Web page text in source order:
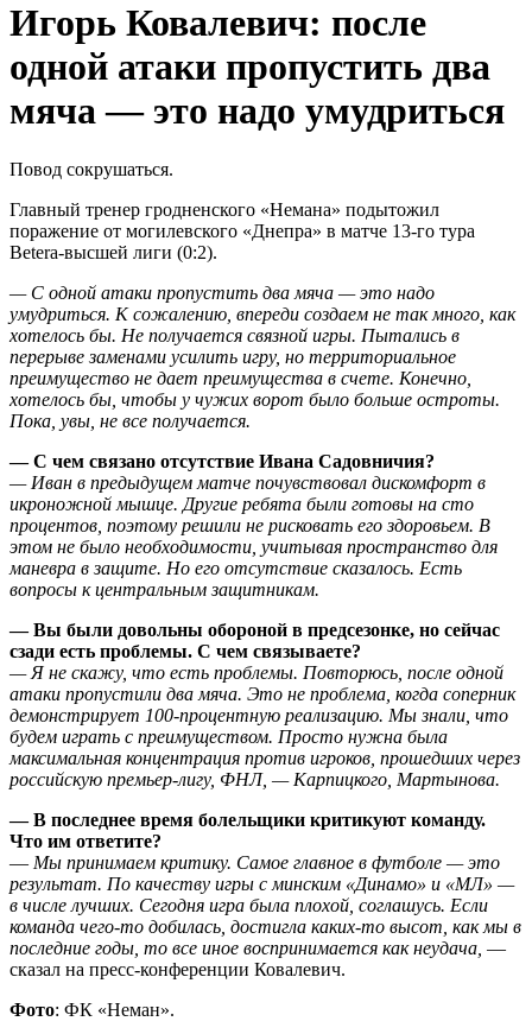
Игорь Ковалевич: после
одной атаки пропустить два
мяча — это надо умудриться
Повод сокрушаться.
Главный тренер гродненского «Немана» подытожил
поражение от могилевского «Днепра» в матче 13-го тура
Betera-высшей лиги (0:2).
— С одной атаки пропустить два мяча — это надо
умудриться. К сожалению, впереди создаем не так много, как
хотелось бы. Не получается связной игры. Пытались в
перерыве заменами усилить игру, но территориальное
преимущество не дает преимущества в счете. Конечно,
хотелось бы, чтобы у чужих ворот было больше остроты.
Пока, увы, не все получается.
— С чем связано отсутствие Ивана Садовничия?
— Иван в предыдущем матче почувствовал дискомфорт в
икроножной мышце. Другие ребята были готовы на сто
процентов, поэтому решили не рисковать его здоровьем. В
этом не было необходимости, учитывая пространство для
маневра в защите. Но его отсутствие сказалось. Есть
вопросы к центральным защитникам.
— Вы были довольны обороной в предсезонке, но сейчас
сзади есть проблемы. С чем связываете?
— Я не скажу, что есть проблемы. Повторюсь, после одной
атаки пропустили два мяча. Это не проблема, когда соперник
демонстрирует 100-процентную реализацию. Мы знали, что
будем играть с преимуществом. Просто нужна была
максимальная концентрация против игроков, прошедших через
российскую премьер-лигу, ФНЛ, — Карпицкого, Мартынова.
— В последнее время болельщики критикуют команду.
Что им ответите?
— Мы принимаем критику. Самое главное в футболе — это
результат. По качеству игры с минским «Динамо» и «МЛ» —
в числе лучших. Сегодня игра была плохой, соглашусь. Если
команда чего-то добилась, достигла каких-то высот, как мы в
последние годы, то все иное воспринимается как неудача, —
сказал на пресс-конференции Ковалевич.
Фото: ФК «Неман».